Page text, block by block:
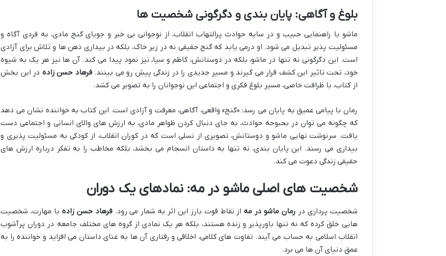
بلوغ و آگاهی: پایان بندی و دگرگونی شخصیت ها
ماشو با راهنمایی حبیب و در سایه حوادث پرالتهاب انقلاب، از نوجوانی بی خبر و جویای گنج مادی، به فردی آگاه و
مسئولیت پذیر تبدیل می شود. او درمی یابد که گنج حقیقی نه در زیر خاک، بلکه در بیداری ذهن ها و تلاش برای آزادی
است. این دگرگونی نه تنها در ماشو، بلکه در دوستانش، کاظم و سیا، نیز نمود پیدا می کند. آن ها نیز هر یک به شیوه
خود، تحت تاثیر این کشف قرار می گیرند و مسیر جدیدی را در زندگی پیش رو می بینند.فرهاد حسن زاده در این بخش
از کتاب، با ظرافت خاصی، مسیر بلوغ فکری و اجتماعی این نوجوانان را به تصویر می کشد.
رمان با پیامی عمیق به پایان می رسد: «گنج» واقعی، آگاهی، معرفت و آزادی است. این کتاب به خواننده نشان می دهد
که چگونه می توان در بحبوحه حوادث، به جای دنبال کردن ظواهر مادی، به ارزش های والای انسانی و اجتماعی دست
یافت. سرنوشت نهایی ماشو و دوستانش، تصویری از نسلی است که در کوران انقلاب، از کودکی به مسئولیت پذیری و
بیداری می رسند. این پایان بندی، نه تنها به داستان انسجام می بخشد، بلکه مخاطب را به تفکر درباره ارزش های
حقیقی زندگی دعوت می کند.
شخصیت های اصلی ماشو در مه: نمادهای یک دوران
شخصیت پردازی در رمان ماشو در مه از نقاط قوت بارز این اثر به شمار می رود.فرهاد حسن زاده با مهارت، شخصیت
هایی خلق کرده که نه تنها باورپذیر و زنده هستند، بلکه هر یک نمادی از گروه های مختلف جامعه در دوران پرآشوب
انقلاب اسلامی به حساب می آیند. تفاوت های کلامی، اخلاقی و رفتاری آن ها به غنای داستان می افزاید و خواننده را به
عمق دنیای آن ها می برد.